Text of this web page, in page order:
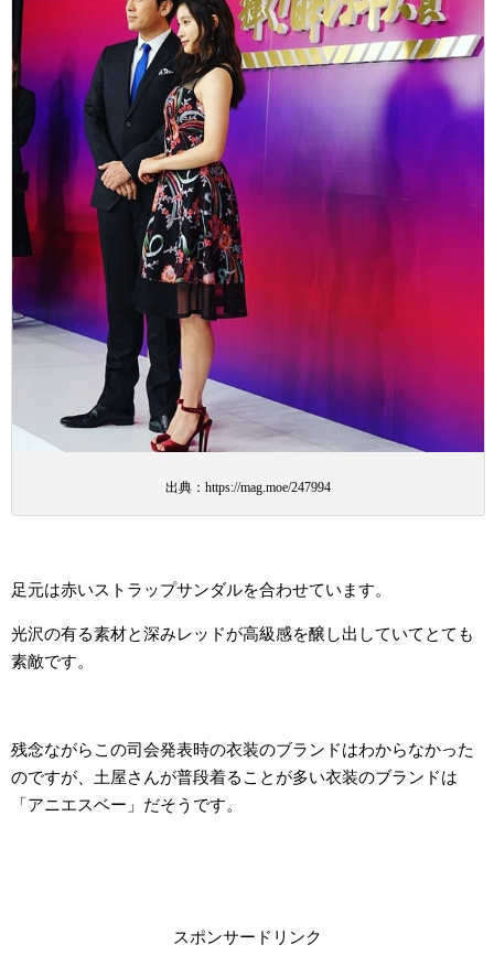
出典：https://mag.moe/247994
足元は赤いストラップサンダルを合わせています。
光沢の有る素材と深みレッドが高級感を醸し出していてとても
素敵です。
残念ながらこの司会発表時の衣装のブランドはわからなかった
のですが、土屋さんが普段着ることが多い衣装のブランドは
「アニエスベー」だそうです。
スポンサードリンク